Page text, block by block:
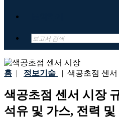
홈 | 정보기술 | 색공초점 센
색공초점 센서 시장
석유 및 가스, 전력